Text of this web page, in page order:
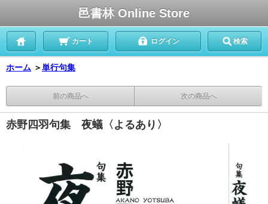
邑書林 Online Store
カート ログイン 検索
ホーム ＞単行句集
前の商品へ 次の商品へ
赤野四羽句集 夜蟻〈よるあり〉